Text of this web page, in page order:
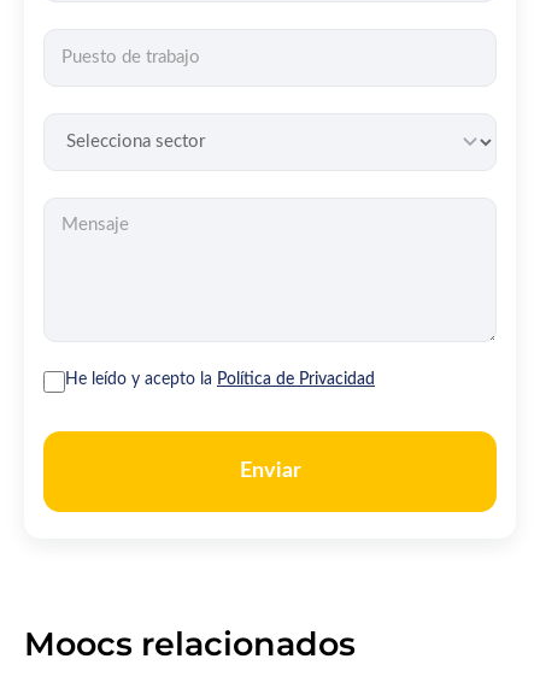
He leído y acepto la Política de Privacidad
Enviar
Moocs relacionados